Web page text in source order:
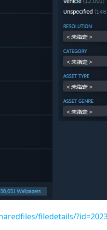
filedetails/